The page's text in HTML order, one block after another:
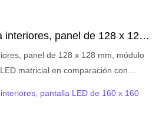
interiores, panel de 128 x 128
LED, pantalla LED matricial
panel de 128 x 128 mm, módulo
matricial en comparación con
tiene ventajas sobresalientes
de rendimiento, calidad, apariencia,